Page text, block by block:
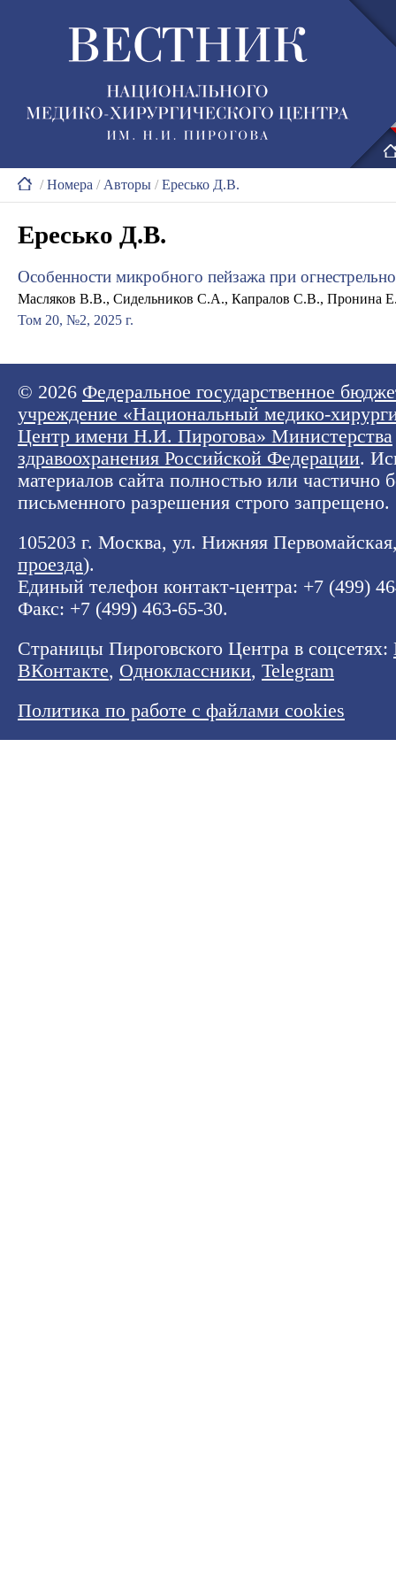
/Номера / Авторы /Ересько Д.В.
Ересько Д.В.
Особенности микробного пейзажа при
Масляков В.В., Сидельников С.А., Капралов С.В., Пронина
Том 20, №2, 2025 г.
© 2026 Федеральное государственное
учреждение «Национальный медико-
Центр имени Н.И. Пирогова» Министерства
здравоохранения Российской Федерации.
материалов сайта полностью или частично
письменного разрешения строго запрещено.
105203 г. Москва, ул. Нижняя
проезда).
Единый телефон контакт-центра: +7 (499)
Факс: +7 (499) 463-65-30.
Страницы Пироговского Центра в соцсетях:
ВКонтакте, Одноклассники, Telegram
Политика по работе с файлами cookies